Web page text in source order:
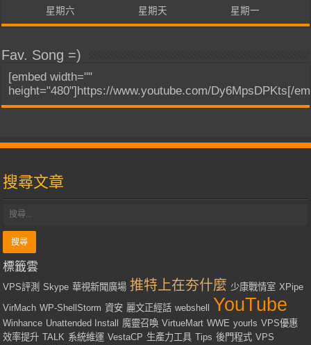
星期六 星期天 星期一
Fav. Song =)
[embed width=""
height="480"]https://www.youtube.com/Dy6MpsDPKts[/
搜尋文章
標籤雲
VPS評測 Skype 華視新聞廣場 推特上在夯什麼 少康戰情室 XPipe
VirMach WP-ShellStorm 資安 麗文正經話 webshell YouTube
Winhance Unattended Install 魔靈召喚 VirtueMart WWE yourls VPS優惠
效率提升 TALK 系統維運 VestaCP 生產力工具 Tips 後門程式 VPS